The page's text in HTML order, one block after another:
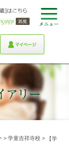
> 学童吉祥寺校>
【学